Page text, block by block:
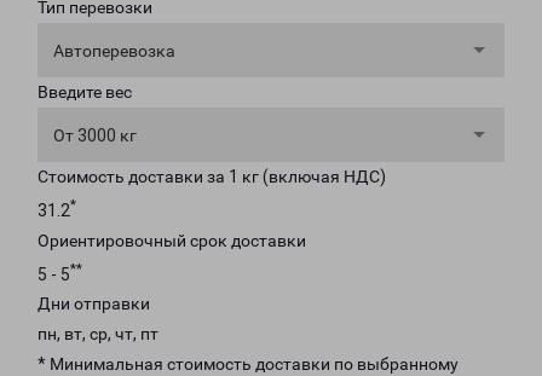
Тип перевозки
Автоперевозка
Введите вес
От 3000 кг
Стоимость доставки за 1 кг (включая НДС)
31.2*
Ориентировочный срок доставки
5 - 5**
Дни отправки
пн, вт, ср, чт, пт
* Минимальная стоимость доставки по выбранному